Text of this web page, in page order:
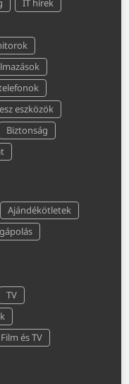
IT hírek
eszközök
Biztonság
Ajándékötletek
TV
Film és TV